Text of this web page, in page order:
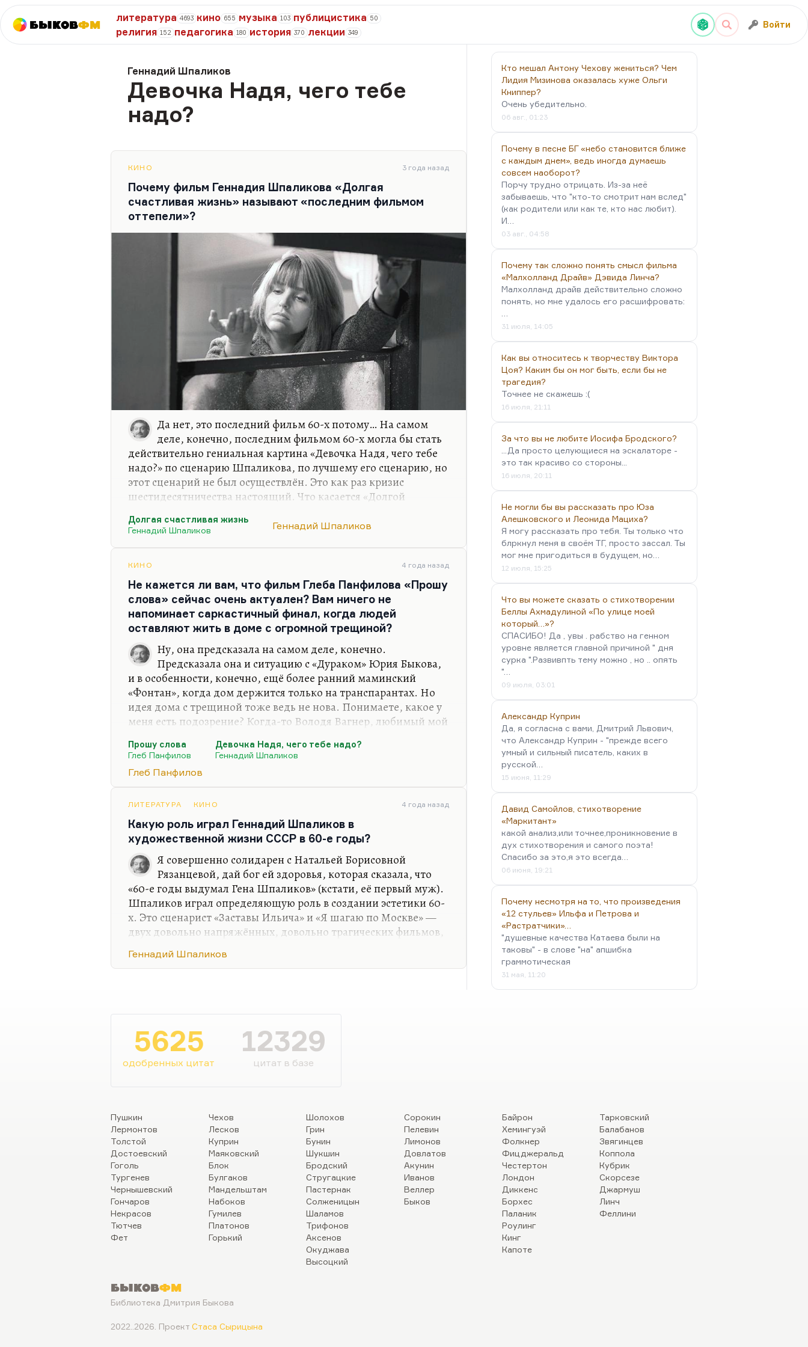
БыковФМ
литература 4693 кино 655 музыка 103 публицистика 50
религия 152 педагогика 180 история 370 лекции 349
Войти
Геннадий Шпаликов
Девочка Надя, чего тебе
надо?
КИНО 3 года назад
Почему фильм Геннадия Шпаликова «Долгая
счастливая жизнь» называют «последним фильмом
оттепели»?
Да нет, это последний фильм 60-х потому… На самом
деле, конечно, последним фильмом 60-х могла бы стать
действительно гениальная картина «Девочка Надя, чего тебе
надо?» по сценарию Шпаликова, по лучшему его сценарию, но
этот сценарий не был осуществлён. Это как раз кризис
шестидесятничества настоящий. Что касается «Долгой
образа сильного человека. Вот есть Лавров — такой
социальный персонаж, который играет всегда покорителей
человека абсолютная пустота. Когда он сталкивается с
жизнью, он перед ней пасует. А ведь Инна Гулая там и сыграла
жизнь. Жена Шпаликова (к тому моменту уже…
Долгая счастливая жизнь
Геннадий Шпаликов
Геннадий Шпаликов
КИНО 4 года назад
Не кажется ли вам, что фильм Глеба Панфилова «Прошу
слова» сейчас очень актуален? Вам ничего не
напоминает саркастичный финал, когда людей
оставляют жить в доме с огромной трещиной?
Ну, она предсказала на самом деле, конечно.
Предсказала она и ситуацию с «Дураком» Юрия Быкова,
и в особенности, конечно, ещё более ранний маминский
«Фонтан», когда дом держится только на транспарантах. Но
идея дома с трещиной тоже ведь не нова. Понимаете, какое у
меня есть подозрение? Когда-то Володя Вагнер, любимый мой
Шпаликова «Девочка Надя, чего тебе надо?», сказавши, что
этот сценарий — лучшее из того, что Шпаликов сделал. Я
много раз спрашивал Наталию Борисовну Рязанцеву:
«Конечно нет. Он это написал просто для того, чтобы было». А
может быть, он их провоцировал отчасти («А что вы с…
Прошу слова
Глеб Панфилов
Девочка Надя, чего тебе надо?
Геннадий Шпаликов
Глеб Панфилов
ЛИТЕРАТУРА КИНО 4 года назад
Какую роль играл Геннадий Шпаликов в
художественной жизни СССР в 60-е годы?
Я совершенно солидарен с Натальей Борисовной
Рязанцевой, дай бог ей здоровья, которая сказала, что
«60-е годы выдумал Гена Шпаликов» (кстати, её первый муж).
Шпаликов играл определяющую роль в создании эстетики 60-
х. Это сценарист «Заставы Ильича» и «Я шагаю по Москве» —
двух довольно напряжённых, довольно трагических фильмов,
явлен мировоззренческий кризис 60-х, о котором потом
не идиллическую картинку. Например, он снял сам по
собственному сценарию «Долгую…
Геннадий Шпаликов
Кто мешал Антону Чехову жениться? Чем
Лидия Мизинова оказалась хуже Ольги
Книппер?
Очень убедительно.
06 авг., 01:23
Почему в песне БГ «небо становится ближе
с каждым днем», ведь иногда думаешь
совсем наоборот?
Порчу трудно отрицать. Из-за неё
забываешь, что "кто-то смотрит нам вслед"
(как родители или как те, кто нас любит).
И…
03 авг., 04:58
Почему так сложно понять смысл фильма
«Малхолланд Драйв» Дэвида Линча?
Малхолланд драйв действительно сложно
понять, но мне удалось его расшифровать:
31 июля, 14:05
Как вы относитесь к творчеству Виктора
Цоя? Каким бы он мог быть, если бы не
трагедия?
Точнее не скажешь :(
16 июля, 21:11
За что вы не любите Иосифа Бродского?
...Да просто целующиеся на эскалаторе -
это так красиво со стороны...
16 июля, 20:11
Не могли бы вы рассказать про Юза
Алешковского и Леонида Мациха?
Я могу рассказать про тебя. Ты только что
блркнул меня в своём ТГ, просто зассал. Ты
мог мне пригодиться в будущем, но…
12 июля, 15:25
Что вы можете сказать о стихотворении
Беллы Ахмадулиной «По улице моей
который…»?
СПАСИБО! Да , увы . рабство на генном
уровне является главной причиной " дня
сурка ".Развивпть тему можно , но .. опять
"…
09 июля, 03:01
Александр Куприн
Да, я согласна с вами, Дмитрий Львович,
что Александр Куприн - "прежде всего
умный и сильный писатель, каких в
русской…
15 июня, 11:29
Давид Самойлов, стихотворение
«Маркитант»
какой анализ,или точнее,проникновение в
дух стихотворения и самого поэта!
Спасибо за это,я это всегда…
06 июня, 19:21
Почему несмотря на то, что произведения
«12 стульев» Ильфа и Петрова и
«Растратчики»…
"душевные качества Катаева были на
таковы" - в слове "на" апшибка
граммотическая
31 мая, 11:20
5625
одобренных цитат
12329
цитат в базе
Пушкин
Лермонтов
Толстой
Достоевский
Гоголь
Тургенев
Чернышевский
Гончаров
Некрасов
Тютчев
Фет
Чехов
Лесков
Куприн
Маяковский
Блок
Булгаков
Мандельштам
Набоков
Гумилев
Платонов
Горький
Шолохов
Грин
Бунин
Шукшин
Бродский
Стругацкие
Пастернак
Солженицын
Шаламов
Трифонов
Аксенов
Окуджава
Высоцкий
Сорокин
Пелевин
Лимонов
Довлатов
Акунин
Иванов
Веллер
Быков
Байрон
Хемингуэй
Фолкнер
Фицджеральд
Честертон
Лондон
Диккенс
Борхес
Паланик
Роулинг
Кинг
Капоте
Тарковский
Балабанов
Звягинцев
Коппола
Кубрик
Скорсезе
Джармуш
Линч
Феллини
БыковФМ
Библиотека Дмитрия Быкова
2022..2026. Проект Стаса Сырицына